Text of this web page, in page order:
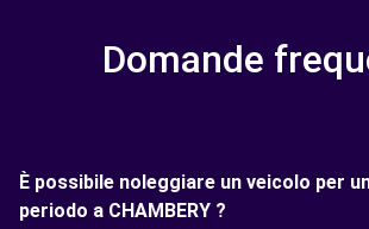
Domande
È possibile noleggiare un veicolo per
periodo a CHAMBERY ?